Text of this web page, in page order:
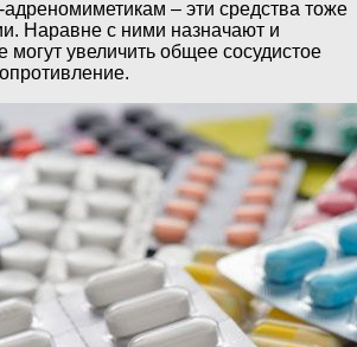
– эти средства тоже
Наравне с ними назначают и
могут увеличить общее сосудистое